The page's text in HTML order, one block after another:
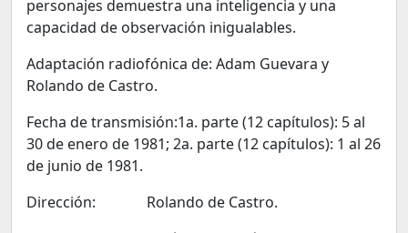
personajes demuestra una inteligencia y una
capacidad de observación inigualables.
Adaptación radiofónica de: Adam Guevara y
Rolando de Castro.
Fecha de transmisión:1a. parte (12 capítulos): 5 al
30 de enero de 1981; 2a. parte (12 capítulos): 1 al 26
de junio de 1981.
Dirección: Rolando de Castro.